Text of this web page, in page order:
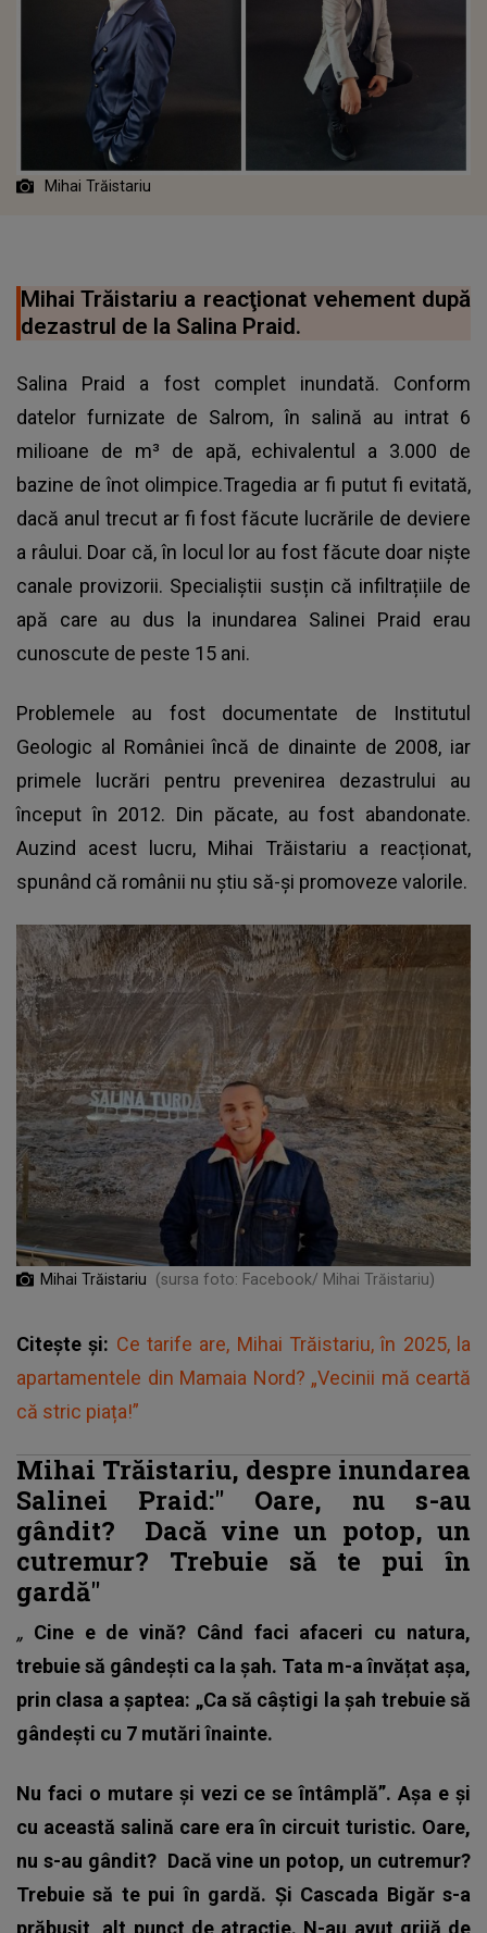
Mihai Trăistariu
Mihai Trăistariu a reacţionat vehement după
dezastrul de la Salina Praid.
Salina Praid a fost complet inundată. Conform
datelor furnizate de Salrom, în salină au intrat 6
milioane de m³ de apă, echivalentul a 3.000 de
bazine de înot olimpice.Tragedia ar fi putut fi evitată,
dacă anul trecut ar fi fost făcute lucrările de deviere
a râului. Doar că, în locul lor au fost făcute doar niște
canale provizorii. Specialiștii susțin că infiltrațiile de
apă care au dus la inundarea Salinei Praid erau
cunoscute de peste 15 ani.
Problemele au fost documentate de Institutul
Geologic al României încă de dinainte de 2008, iar
primele lucrări pentru prevenirea dezastrului au
început în 2012. Din păcate, au fost abandonate.
Auzind acest lucru, Mihai Trăistariu a reacționat,
spunând că românii nu știu să-și promoveze valorile.
Mihai Trăistariu (sursa foto: Facebook/ Mihai Trăistariu)
Citește și: Ce tarife are, Mihai Trăistariu, în 2025, la
apartamentele din Mamaia Nord? „Vecinii mă ceartă
că stric piața!”
Mihai Trăistariu, despre inundarea
Salinei Praid:" Oare, nu s-au
gândit? Dacă vine un potop, un
cutremur? Trebuie să te pui în
gardă"
„ Cine e de vină? Când faci afaceri cu natura,
trebuie să gândești ca la șah. Tata m-a învățat așa,
prin clasa a șaptea: „Ca să câștigi la șah trebuie să
gândești cu 7 mutări înainte.
Nu faci o mutare și vezi ce se întâmplă”. Așa e și
cu această salină care era în circuit turistic. Oare,
nu s-au gândit? Dacă vine un potop, un cutremur?
Trebuie să te pui în gardă. Și Cascada Bigăr s-a
prăbușit, alt punct de atracție. N-au avut grijă de